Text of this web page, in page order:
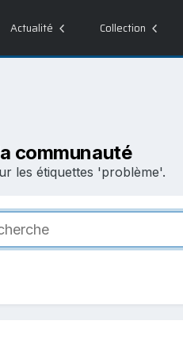
Actualité Collection
communauté
les étiquettes 'problème'.